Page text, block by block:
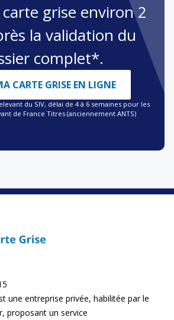
grise environ 2
la validation du
complet*.
CARTE GRISE EN LIGNE
du SIV, délai de 4 à 6 semaines pour les
de France Titres (anciennement ANTS)
une entreprise privée, habilitée par le
proposant un service